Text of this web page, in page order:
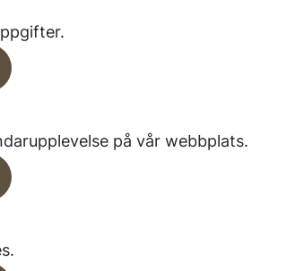
på vår webbplats.